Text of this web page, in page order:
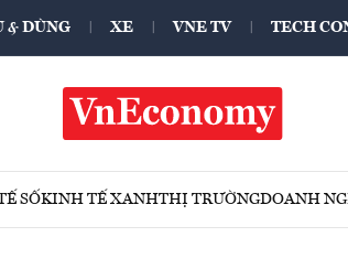
& DÙNG XE VNE TV TECH
SỐKINH TẾ XANHTHỊ TRƯỜNGDOANH